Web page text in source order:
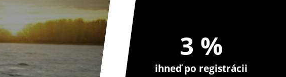
3 %
ihneď po registrácii